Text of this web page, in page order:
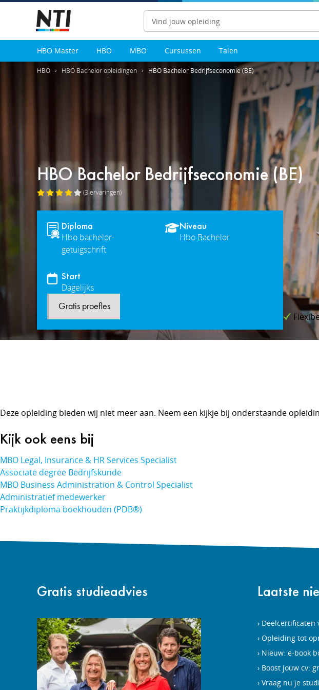
Zoeken
HBO Master HBO MBO Cursussen Talen
HBO HBO Bachelor opleidingen HBO Bachelor Bedrijfseconomie (BE)
HBO Bachelor Bedrijfseconomie (BE)
(3 ervaringen)
Diploma
Hbo bachelor-
getuigschrift
Niveau
Hbo Bachelor
Start
Dagelijks
Gratis proefles
Deze opleiding bieden wij niet meer aan. Neem een kijkje bij onderstaande
Kijk ook eens bij
MBO Legal, Insurance & HR Services Specialist
Associate degree Bedrijfskunde
MBO Business Administration & Control Specialist
Administratief medewerker
Praktijkdiploma boekhouden (PDB®)
Gratis studieadvies Laatste
Deelcertificaten
Opleiding tot
Nieuw: e-book
Boost jouw cv:
Vraag nu je